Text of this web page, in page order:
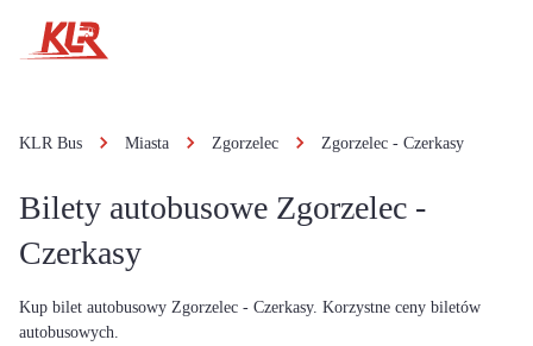
KLR Bus Miasta Zgorzelec Zgorzelec - Czerkasy
Bilety autobusowe Zgorzelec -
Czerkasy
Kup bilet autobusowy Zgorzelec - Czerkasy. Korzystne ceny biletów
autobusowych.